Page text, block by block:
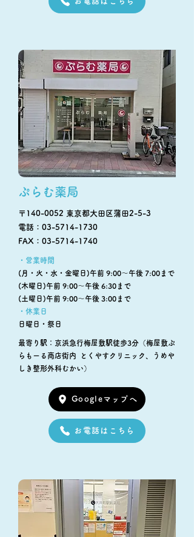
ぷらむ薬局
〒140-0052 東京都大田区蒲田2-5-3
電話：03-5714-1730
FAX：03-5714-1740
・営業時間
(月・火・水・金曜日)午前 9:00～午後 7:00まで
(木曜日)午前 9:00～午後 6:30まで
(土曜日)午前 9:00～午後 3:00まで
・休業日
日曜日・祭日
最寄り駅：京浜急行梅屋敷駅徒歩3分 （梅屋敷ぷ
らもーる商店街内 とくやすクリニック、うめや
しき整形外科むかい）
Googleマップへ
お電話はこちら